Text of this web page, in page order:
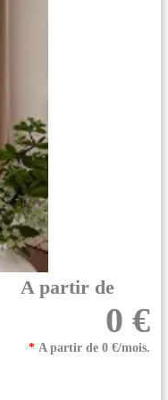
A partir de
0 €
* A partir de 0 €/mois.